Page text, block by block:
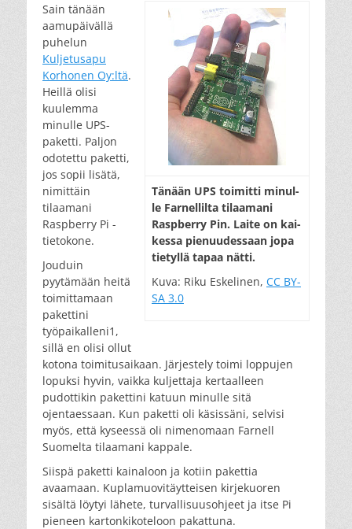
Tänään UPS toi­mit­ti mi­nul­
le Far­nel­lil­ta ti­laa­ma­ni
Rasp­berry Pin. Lai­te on kai­
kes­sa pie­nuu­des­saan jo­pa
tie­tyl­lä ta­paa nät­ti.
Kuva: Riku Eskelinen, CC BY-
SA 3.0
Sain tänään
aamupäivällä
puhelun
Kuljetusapu
Korhonen Oy:ltä.
Heillä olisi
kuulemma
minulle UPS-
paketti. Paljon
odotettu paketti,
jos sopii lisätä,
nimittäin
tilaamani
Raspberry Pi -
tietokone.
Jouduin
pyytämään heitä
toimittamaan
pakettini
työpaikalleni1,
sillä en olisi ollut
kotona toimitusaikaan. Järjestely toimi loppujen
lopuksi hyvin, vaikka kuljettaja kertaalleen
pudottikin pakettini katuun minulle sitä
ojentaessaan. Kun paketti oli käsissäni, selvisi
myös, että kyseessä oli nimenomaan Farnell
Suomelta tilaamani kappale.
Siispä paketti kainaloon ja kotiin pakettia
avaamaan. Kuplamuovitäytteisen kirjekuoren
sisältä löytyi lähete, turvallisuusohjeet ja itse Pi
pieneen kartonkikoteloon pakattuna.